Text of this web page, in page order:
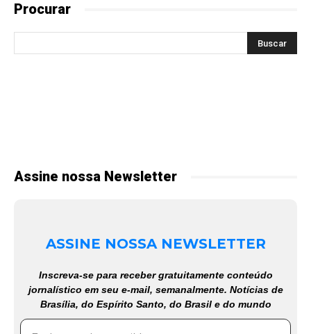
Procurar
Assine nossa Newsletter
ASSINE NOSSA NEWSLETTER
Inscreva-se para receber gratuitamente conteúdo
jornalístico em seu e-mail, semanalmente. Notícias de
Brasília, do Espírito Santo, do Brasil e do mundo